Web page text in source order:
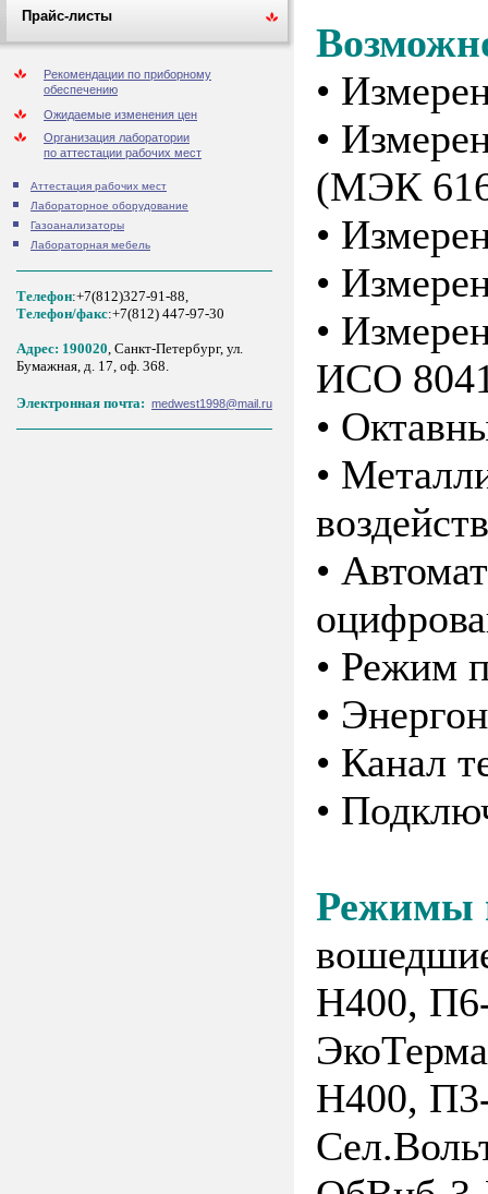
Прайс-листы
Рекомендации по приборному
обеспечению
Ожидаемые изменения цен
Организация лаборатории
по аттестации рабочих мест
Аттестация рабочих мест
Лабораторное оборудование
Газоанализаторы
Лабораторная мебель
Телефон:+7(812)327-91-88,
Tелефон/факс:+7(812) 447-97-30
Адрес: 190020, Санкт-Петербург, ул.
Бумажная, д. 17, оф. 368.
Электронная почта: medwest1998@mail.ru
•
•
(МЭК
•
•
•
ИСО
•
•
•
• Режим
•
• Канал
•
Режимы
Н400,
Н400,